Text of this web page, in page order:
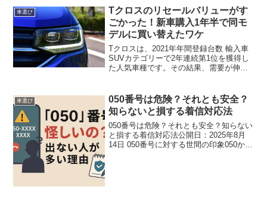
「ecofine」と...
車選び
Tクロスのリセールバリューがす
ごかった！新車購入1年半で同モ
デルに買い替えたワケ
Tクロスは、2021年年間登録台数 輸入車
SUVカテゴリーで2年連続第1位を獲得し
た人気車種です。その結果、需要が伸
ス（2021年モデル）からTクロス（2022
年モデル...
車選び
050番号は危険？それとも安全？
知らないと損する着信対応法
050番号は危険？それとも安全？知らない
と損する着信対応法公開日：2025年8月
14日 050番号に対する世間の印象050から